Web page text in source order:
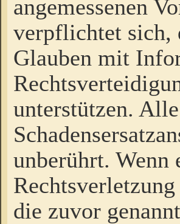
angemessenen
verpflichtet sich,
Glauben mit
unterstützen.
unberührt.
die zuvor